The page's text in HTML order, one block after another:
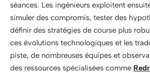
séances. Les ingénieurs exploitent
simuler des compromis, tester des
définir des stratégies de course plus
ces évolutions technologiques et les
piste, de nombreuses équipes et
des ressources spécialisées comme